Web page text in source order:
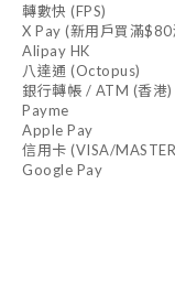
轉數快 (FPS)
X Pay (新用戶買滿
Alipay HK
八達通 (Octopus)
銀行轉帳 / ATM (香港)
Payme
Apple Pay
信用卡 (VISA/
Google Pay